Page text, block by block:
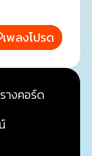
เพลงโปรด
างคอร์ด